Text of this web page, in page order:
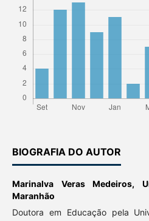
BIOGRAFIA DO AUTOR
Marinalva Veras Medeiros,
Maranhão
Doutora em Educação pela